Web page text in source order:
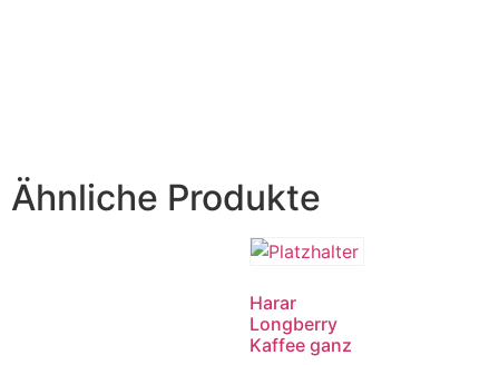
Ähnliche Produkte
Harar
Longberry
Kaffee ganz